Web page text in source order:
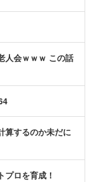
人会ｗｗｗ この話
算するのか未だに
プロを育成！